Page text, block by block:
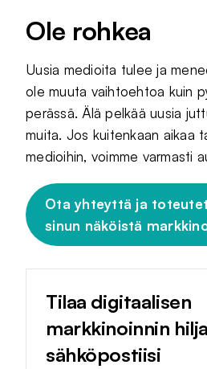
Ole rohkea
Uusia medioita tulee ja
ole muuta vaihtoehtoa kuin
perässä. Älä pelkää uusia
muita. Jos kuitenkaan aikaa
medioihin, voimme varmasti
Ota yhteyttä ja
sinun näköistä
Tilaa digitaalisen
markkinoinnin
sähköpostiisi